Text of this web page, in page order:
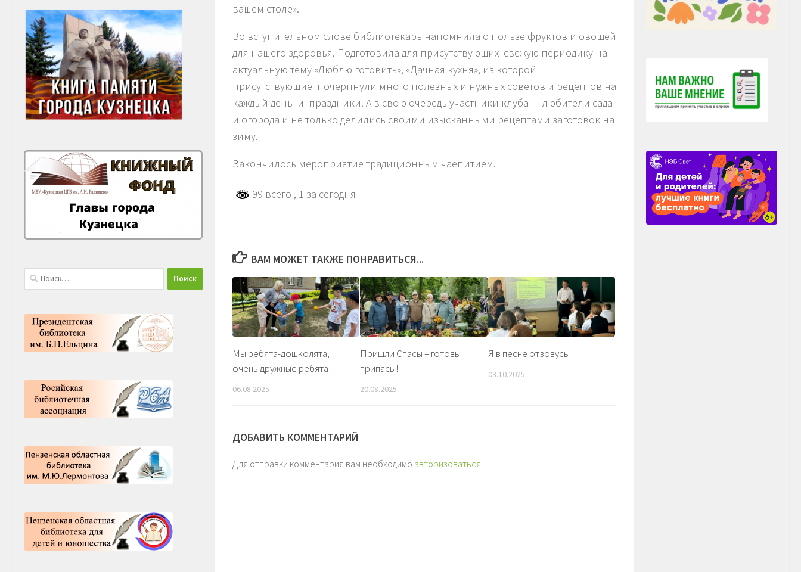
вашем столе».
Во вступительном слове библиотекарь напомнила о пользе фруктов и овощей
для нашего здоровья. Подготовила для присутствующих свежую периодику на
актуальную тему «Люблю готовить», «Дачная кухня», из которой
присутствующие почерпнули много полезных и нужных советов и рецептов на
каждый день и праздники. А в свою очередь участники клуба — любители сада
и огорода и не только делились своими изысканными рецептами заготовок на
зиму.
Закончилось мероприятие традиционным чаепитием.
99 всего , 1 за сегодня
ВАМ МОЖЕТ ТАКЖЕ ПОНРАВИТЬСЯ...
Мы ребята-дошколята,
очень дружные ребята!
06.08.2025
Пришли Спасы – готовь
припасы!
20.08.2025
Я в песне отзовусь
03.10.2025
ДОБАВИТЬ КОММЕНТАРИЙ
Для отправки комментария вам необходимо авторизоваться
Найти: